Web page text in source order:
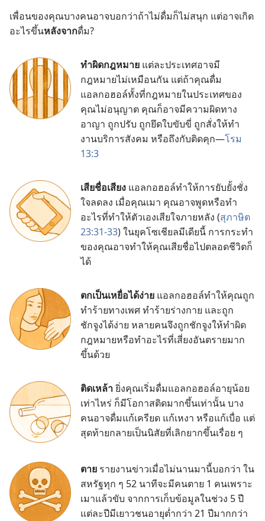
เพื่อน​ของ​คุณ​บาง​คน​อาจ​บอก​ว่า​ถ้า​ไม่​ดื่ม​ก็​ไม่​สนุก แต่​อาจ​เกิด​
อะไร​ขึ้น​หลัง​จาก​ดื่ม?
ทำ​ผิด​กฎหมาย แต่​ละ​ประเทศ​อาจ​มี​
กฎหมาย​ไม่​เหมือน​กัน แต่​ถ้า​คุณ​ดื่ม​
แอลกอฮอล์​ทั้ง​ที่​กฎหมาย​ใน​ประเทศ​ของ​
คุณ​ไม่​อนุญาต คุณ​ก็​อาจ​มี​ความ​ผิด​ทาง​
อาญา ถูก​ปรับ ถูก​ยึด​ใบ​ขับ​ขี่ ถูก​สั่ง​ให้​ทำ​
งาน​บริการ​สังคม หรือ​ถึง​กับ​ติด​คุก—โรม
13:3
เสีย​ชื่อเสียง แอลกอฮอล์​ทำ​ให้​การ​ยับยั้ง​ชั่ง​
ใจ​ลด​ลง เมื่อ​คุณ​เมา คุณ​อาจ​พูด​หรือ​ทำ​
อะไร​ที่​ทำ​ให้​ตัว​เอง​เสียใจ​ภาย​หลัง (สุภาษิต
23:31-33) ใน​ยุค​โซเชียล​มีเดีย​นี้ การ​กระทำ​
ของ​คุณ​อาจ​ทำ​ให้​คุณ​เสีย​ชื่อ​ไป​ตลอด​ชีวิต​ก็​
ได้
ตก​เป็น​เหยื่อ​ได้​ง่าย แอลกอฮอล์​ทำ​ให้​คุณ​ถูก​
ทำ​ร้าย​ทาง​เพศ ทำ​ร้าย​ร่าง​กาย และ​ถูก​
ชักจูง​ได้​ง่าย หลาย​คน​จึง​ถูก​ชักจูง​ให้​ทำ​ผิด​
กฎหมาย​หรือ​ทำ​อะไร​ที่​เสี่ยง​อันตราย​มาก​
ขึ้น​ด้วย
ติด​เหล้ายิ่ง​คุณ​เริ่ม​ดื่ม​แอลกอฮอล์​อายุ​น้อย​
เท่าไหร่ ก็​มี​โอกาส​ติด​มาก​ขึ้น​เท่า​นั้น บาง​
คน​อาจ​ดื่ม​แก้​เครียด แก้​เหงา หรือ​แก้​เบื่อ แต่​
สุด​ท้าย​กลาย​เป็น​นิสัย​ที่​เลิก​ยาก​ขึ้น​เรื่อย ๆ
ตาย รายงาน​ข่าว​เมื่อ​ไม่​นาน​มา​นี้​บอก​ว่า ใน​
สหรัฐ​ทุก ๆ 52 นาที​จะ​มี​คน​ตาย 1 คน​เพราะ​
เมา​แล้ว​ขับ จาก​การ​เก็บ​ข้อมูล​ใน​ช่วง 5 ปี
แต่​ละ​ปี​มี​เยาวชน​อายุ​ต่ำ​กว่า 21 ปี​มาก​กว่า